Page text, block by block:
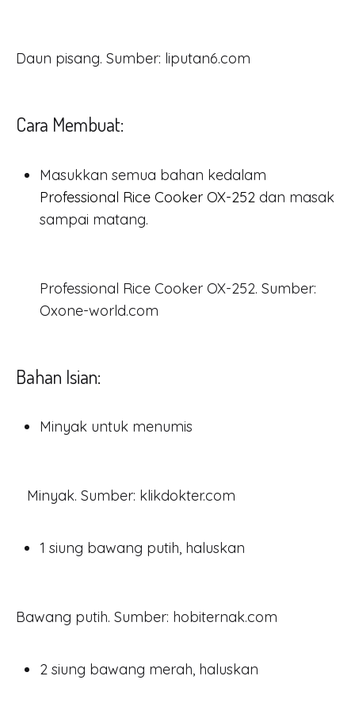
Daun pisang. Sumber: liputan6.com
Cara Membuat:
Masukkan semua bahan kedalam
Professional Rice Cooker OX-252 dan masak
sampai matang.
Professional Rice Cooker OX-252. Sumber:
Oxone-world.com
Bahan Isian:
Minyak untuk menumis
Minyak. Sumber: klikdokter.com
1 siung bawang putih, haluskan
Bawang putih. Sumber: hobiternak.com
2 siung bawang merah, haluskan